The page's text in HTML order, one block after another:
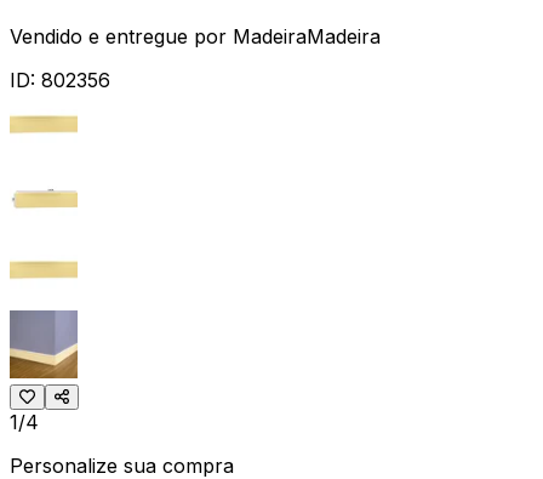
Vendido e entregue por MadeiraMadeira
ID: 802356
1/4
Personalize sua compra